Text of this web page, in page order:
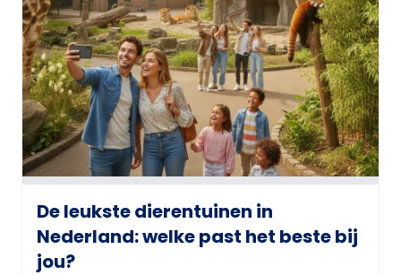
De leukste dierentuinen in
Nederland: welke past het beste bij
jou?